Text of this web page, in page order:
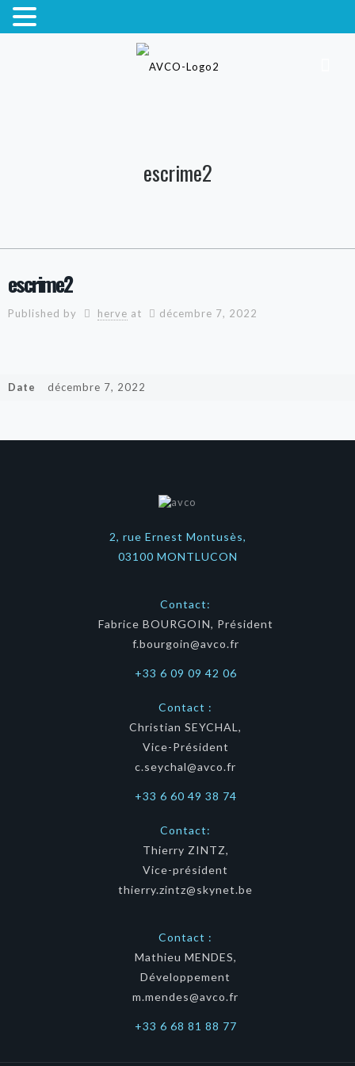
escrime2
escrime2
Published by herve at décembre 7, 2022
Date décembre 7, 2022
2, rue Ernest Montusès,
03100 MONTLUCON
Contact:
Fabrice BOURGOIN, Président
f.bourgoin@avco.fr
+33 6 09 09 42 06
Contact :
Christian SEYCHAL,
Vice-Président
c.seychal@avco.fr
+33 6 60 49 38 74
Contact:
Thierry ZINTZ,
Vice-président
thierry.zintz@skynet.be
Contact :
Mathieu MENDES,
Développement
m.mendes@avco.fr
+33 6 68 81 88 77